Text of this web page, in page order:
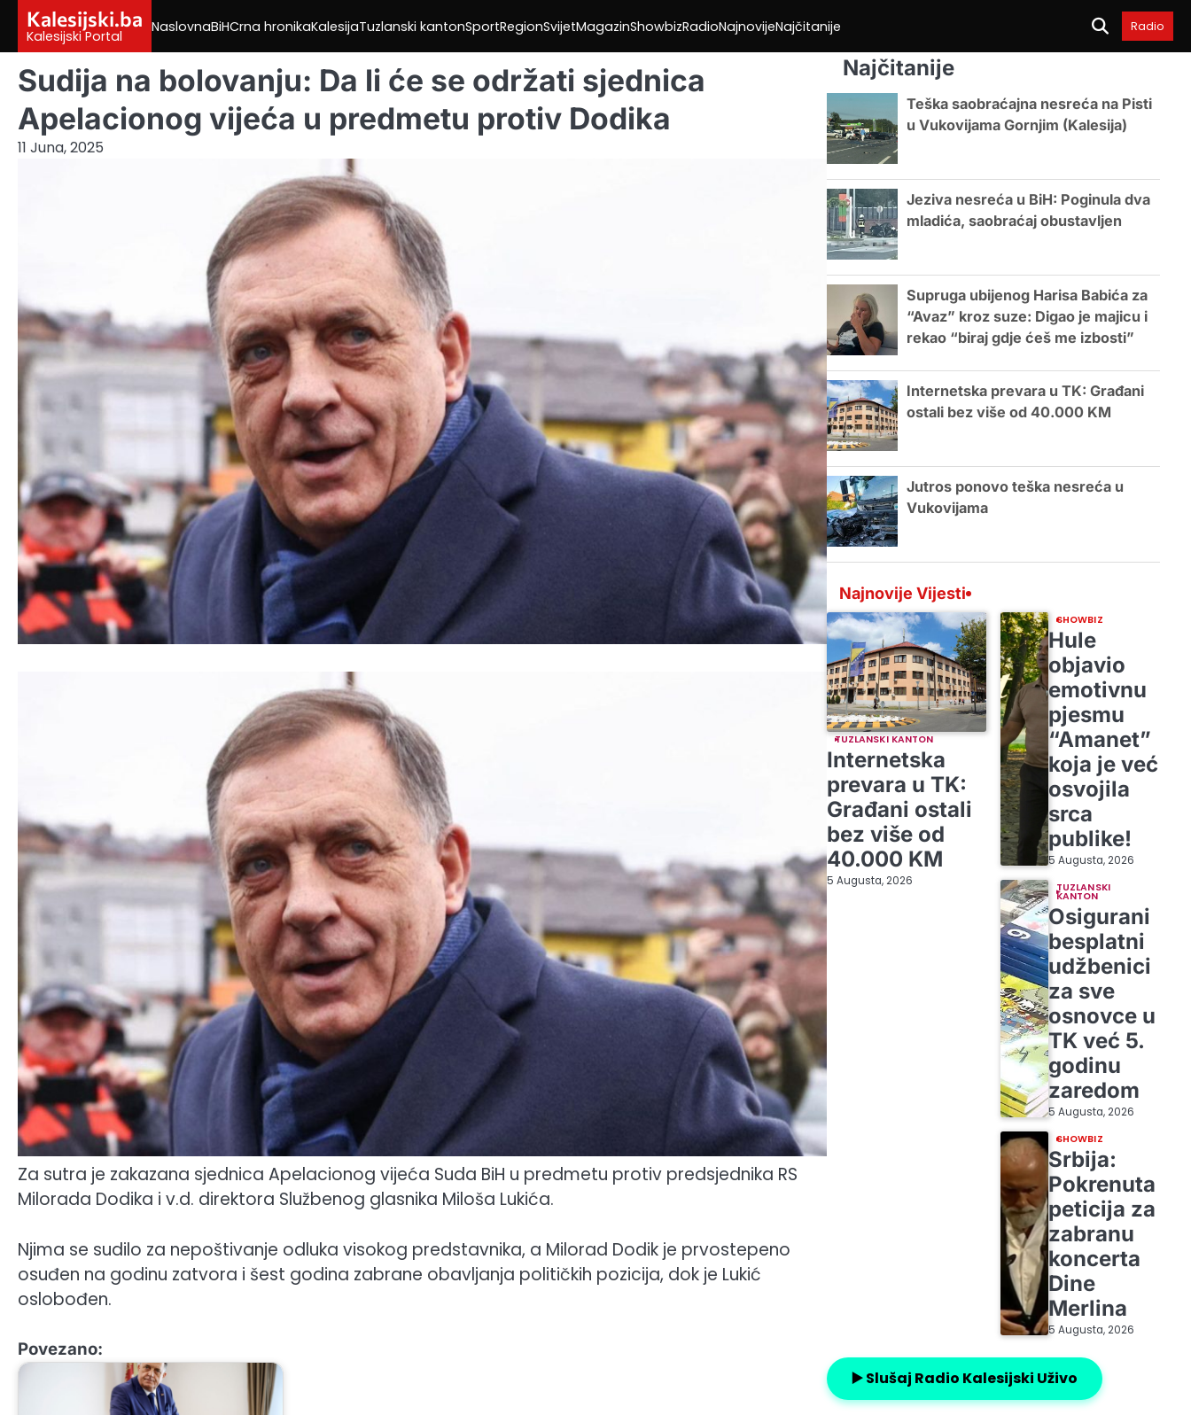
content
Kalesijski.ba
Kalesijski Portal
NaslovnaBiHCrna hronikaKalesijaTuzlanski kantonSportRegionSvijetMagazinShowbizRadioNajnovijeNajčitanije Radio
Sudija na bolovanju: Da li će se održati sjednica
Apelacionog vijeća u predmetu protiv Dodika
11 Juna, 2025
Za sutra je zakazana sjednica Apelacionog vijeća Suda BiH u predmetu protiv predsjednika RS
Milorada Dodika i v.d. direktora Službenog glasnika Miloša Lukića.
Njima se sudilo za nepoštivanje odluka visokog predstavnika, a Milorad Dodik je prvostepeno
osuđen na godinu zatvora i šest godina zabrane obavljanja političkih pozicija, dok je Lukić
oslobođen.
Povezano:
Najčitanije
Teška saobraćajna nesreća na Pisti
u Vukovijama Gornjim (Kalesija)
Jeziva nesreća u BiH: Poginula dva
mladića, saobraćaj obustavljen
Supruga ubijenog Harisa Babića za
“Avaz” kroz suze: Digao je majicu i
rekao “biraj gdje ćeš me izbosti”
Internetska prevara u TK: Građani
ostali bez više od 40.000 KM
Jutros ponovo teška nesreća u
Vukovijama
Najnovije Vijesti
TUZLANSKI KANTON
Internetska
prevara u TK:
Građani ostali
bez više od
40.000 KM
5 Augusta, 2026
SHOWBIZ
Hule
objavio
emotivnu
pjesmu
“Amanet”
koja je već
osvojila
srca
publike!
5 Augusta, 2026
TUZLANSKI
KANTON
Osigurani
besplatni
udžbenici
za sve
osnovce u
TK već 5.
godinu
zaredom
5 Augusta, 2026
SHOWBIZ
Srbija:
Pokrenuta
peticija za
zabranu
koncerta
Dine
Merlina
5 Augusta, 2026
▶️ Slušaj Radio Kalesijski Uživo